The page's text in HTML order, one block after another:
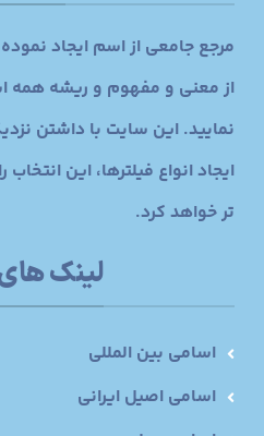
مرجع جامعی از اسم ایجاد
از معنی و مفهوم و ریشه همه
ایجاد انواع فیلترها، این
تر خواهد کرد.
لینک
اسامی بین المللی
اسامی اصیل ایرانی